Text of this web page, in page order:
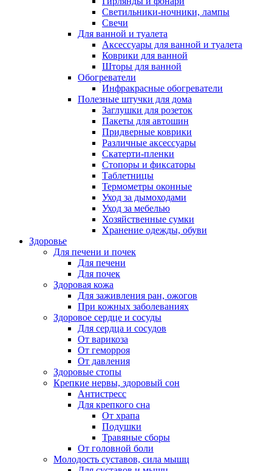
Светильники-ночники, лампы
Свечи
Для ванной и туалета
Аксессуары для ванной и туалета
Коврики для ванной
Шторы для ванной
Обогреватели
Инфракрасные обогреватели
Полезные штучки для дома
Заглушки для розеток
Пакеты для автошин
Придверные коврики
Различные аксессуары
Скатерти-пленки
Стопоры и фиксаторы
Таблетницы
Термометры оконные
Уход за дымоходами
Уход за мебелью
Хозяйственные сумки
Хранение одежды, обуви
Здоровье
Для печени и почек
Для печени
Для почек
Здоровая кожа
Для заживления ран, ожогов
При кожных заболеваниях
Здоровое сердце и сосуды
Для сердца и сосудов
От варикоза
От геморроя
От давления
Здоровые стопы
Крепкие нервы, здоровый сон
Антистресс
Для крепкого сна
От храпа
Подушки
Травяные сборы
От головной боли
Молодость суставов, сила мышц